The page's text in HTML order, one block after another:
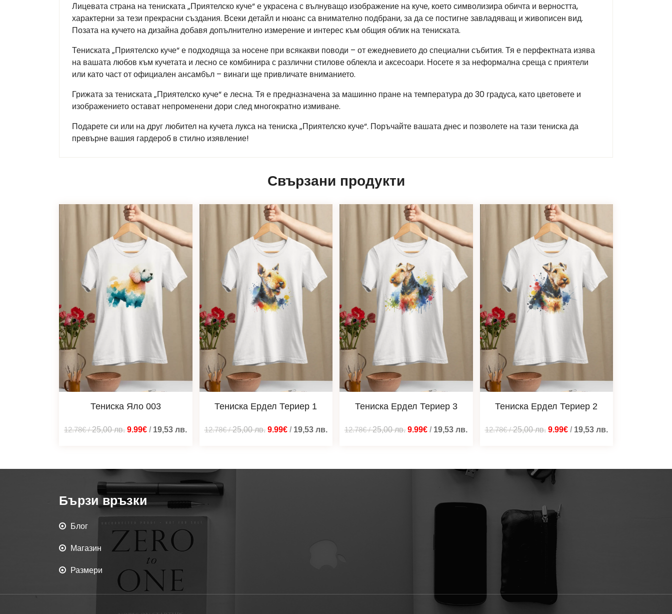
Лицевата страна на тениската „Приятелско куче“ е украсена с вълнуващо изображение на куче, което символизира обичта и верността,
характерни за тези прекрасни създания. Всеки детайл и нюанс са внимателно подбрани, за да се постигне завладяващ и живописен вид.
Позата на кучето на дизайна добавя допълнително измерение и интерес към общия облик на тениската.
Тениската „Приятелско куче“ е подходяща за носене при всякакви поводи – от ежедневието до специални събития. Тя е перфектната изява
на вашата любов към кучетата и лесно се комбинира с различни стилове облекла и аксесоари. Носете я за неформална среща с приятели
или като част от официален ансамбъл – винаги ще привличате вниманието.
Грижата за тениската „Приятелско куче“ е лесна. Тя е предназначена за машинно пране на температура до 30 градуса, като цветовете и
изображението остават непроменени дори след многократно измиване.
Подарете си или на друг любител на кучета лукса на тениска „Приятелско куче“. Поръчайте вашата днес и позволете на тази тениска да
превърне вашия гардероб в стилно изявление!
Свързани продукти
Тениска Яло 003
12.78€/25,00лв. 9.99€ / 19,53лв.
Тениска Ердел Териер 1
12.78€/25,00лв. 9.99€/ 19,53 лв.
Тениска Ердел Териер 3
12.78€/25,00лв. 9.99€ / 19,53лв.
Тениска Ердел Териер 2
12.78€/25,00лв. 9.99€/ 19,53 лв.
Бързи връзки
Блог
Магазин
Размери